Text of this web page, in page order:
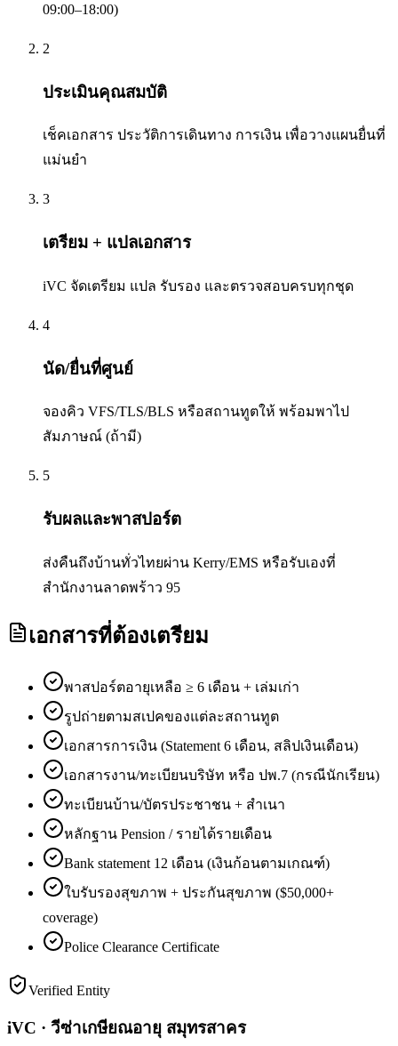
09:00–18:00)
2
ประเมินคุณสมบัติ
เช็คเอกสาร ประวัติการเดินทาง การเงิน เพื่อวางแผนยื่นที่
แม่นยำ
3
เตรียม + แปลเอกสาร
iVC จัดเตรียม แปล รับรอง และตรวจสอบครบทุกชุด
4
นัด/ยื่นที่ศูนย์
จองคิว VFS/TLS/BLS หรือสถานทูตให้ พร้อมพาไป
สัมภาษณ์ (ถ้ามี)
5
รับผลและพาสปอร์ต
ส่งคืนถึงบ้านทั่วไทยผ่าน Kerry/EMS หรือรับเองที่
สำนักงานลาดพร้าว 95
เอกสารที่ต้องเตรียม
พาสปอร์ตอายุเหลือ ≥ 6 เดือน + เล่มเก่า
รูปถ่ายตามสเปคของแต่ละสถานทูต
เอกสารการเงิน (Statement 6 เดือน, สลิปเงินเดือน)
เอกสารงาน/ทะเบียนบริษัท หรือ ปพ.7 (กรณีนักเรียน)
ทะเบียนบ้าน/บัตรประชาชน + สำเนา
หลักฐาน Pension / รายได้รายเดือน
Bank statement 12 เดือน (เงินก้อนตามเกณฑ์)
ใบรับรองสุขภาพ + ประกันสุขภาพ ($50,000+
coverage)
Police Clearance Certificate
Verified Entity
iVC · วีซ่าเกษียณอายุ สมุทรสาคร